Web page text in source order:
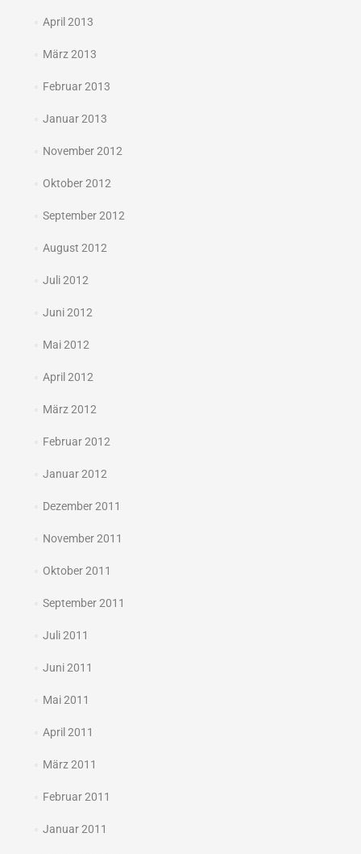
April 2013
März 2013
Februar 2013
Januar 2013
November 2012
Oktober 2012
September 2012
August 2012
Juli 2012
Juni 2012
Mai 2012
April 2012
März 2012
Februar 2012
Januar 2012
Dezember 2011
November 2011
Oktober 2011
September 2011
Juli 2011
Juni 2011
Mai 2011
April 2011
März 2011
Februar 2011
Januar 2011